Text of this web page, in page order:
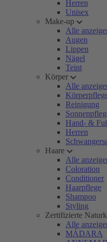
Herren
Unisex
Make-up
Alle
Augen
Lippen
Nägel
Teint
Körper
Alle
Reinigung
Hand- &
Herren
Haare
Alle
Coloration
Conditioner
Haarpflege
Shampoo
Styling
Zertifizierte
Alle
MÁDARA